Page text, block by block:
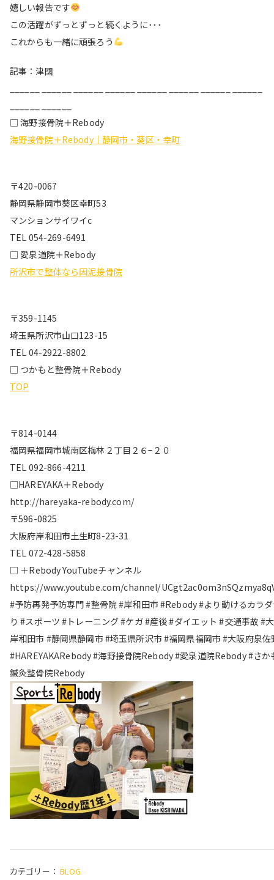
嬉しい報告です
この活躍がずっとずっと続くように･･･
これからも一緒に頑張ろう
記事：津國
□ 海野接骨院＋Rebody
海野接骨院＋Rebody｜静岡市・葵区・幸町
〒420-0067
静岡県静岡市葵区幸町53
マンションサイワイc
TEL 054-269-6491
□ 愛泉道院＋Rebody
所沢市で整体なら因泥接骨院
〒359-1145
埼玉県所沢市山口123-15
TEL 04-2922-8802
□ つかもと整骨院＋Rebody
TOP
〒814-0144
福岡県福岡市城南区梅林２丁目２６−２０
TEL 092-866-4211
□HAREYAKA＋Rebody
http://hareyaka-rebody.com/
〒596-0825
大阪府岸和田市土生町8-23-31
TEL 072-428-5858
□ ＋Rebody YouTubeチャンネル
https://www.youtube.com/channel/
#予防再発予防専門 #整骨院 #岸和田市 #Rebody #より動けるカラ
り #スポーツ #トレーニング #ケガ #産後 #ダイエット #交通事故 #
岸和田市 #静岡県静岡市 #埼玉県所沢市 #福岡県福岡市 #大阪府泉佐
#HAREYAKARebody #海野接骨院Rebody #愛泉道院Rebody #さか
鍼灸整骨院Rebody
カテゴリー： BLOG